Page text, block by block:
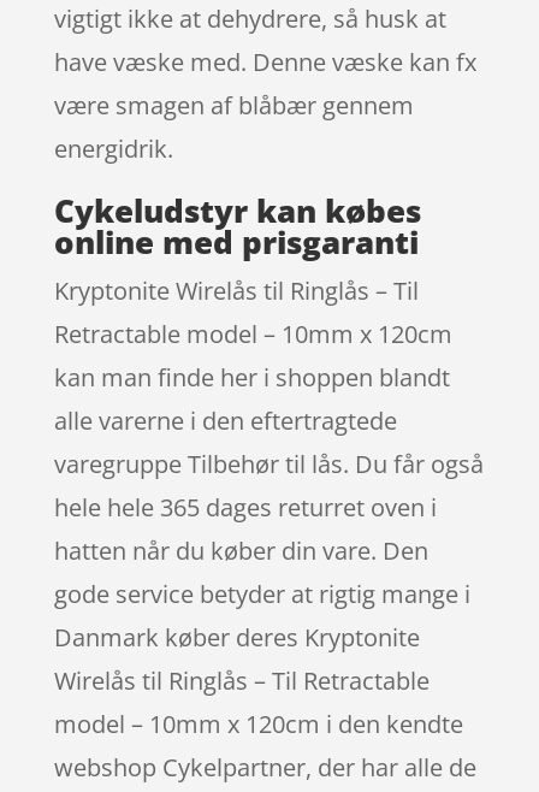
vigtigt ikke at dehydrere, så husk at
have væske med. Denne væske kan fx
være smagen af blåbær gennem
energidrik.
Cykeludstyr kan købes
online med prisgaranti
Kryptonite Wirelås til Ringlås – Til
Retractable model – 10mm x 120cm
kan man finde her i shoppen blandt
alle varerne i den eftertragtede
varegruppe Tilbehør til lås. Du får også
hele hele 365 dages returret oven i
hatten når du køber din vare. Den
gode service betyder at rigtig mange i
Danmark køber deres Kryptonite
Wirelås til Ringlås – Til Retractable
model – 10mm x 120cm i den kendte
webshop Cykelpartner, der har alle de